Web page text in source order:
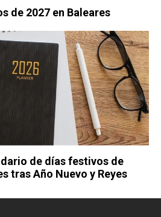
de 2027 en Baleares
de días festivos de
tras Año Nuevo y Reyes